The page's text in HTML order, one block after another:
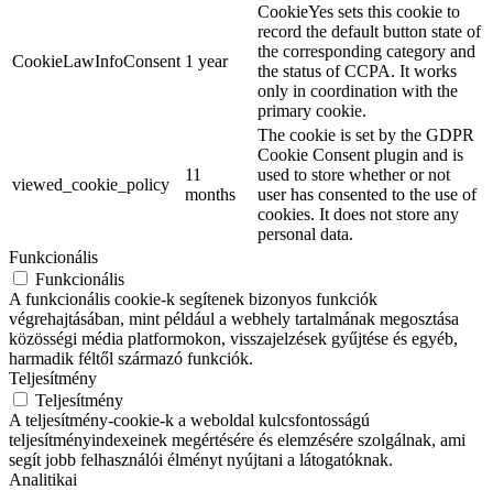
CookieLawInfoConsent 1 year
CookieYes sets this cookie to
record the default button state of
the corresponding category and
the status of CCPA. It works
only in coordination with the
primary cookie.
viewed_cookie_policy
11
months
The cookie is set by the GDPR
Cookie Consent plugin and is
used to store whether or not
user has consented to the use of
cookies. It does not store any
personal data.
Funkcionális
Funkcionális
A funkcionális cookie-k segítenek bizonyos funkciók
végrehajtásában, mint például a webhely tartalmának megosztása
közösségi média platformokon, visszajelzések gyűjtése és egyéb,
harmadik féltől származó funkciók.
Teljesítmény
Teljesítmény
A teljesítmény-cookie-k a weboldal kulcsfontosságú
teljesítményindexeinek megértésére és elemzésére szolgálnak, ami
segít jobb felhasználói élményt nyújtani a látogatóknak.
Analitikai